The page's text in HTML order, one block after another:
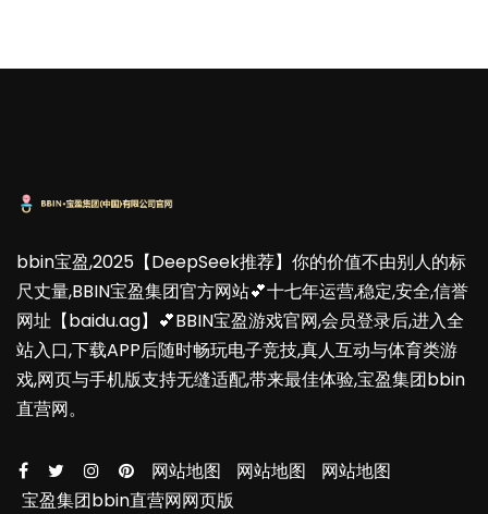
bbin宝盈,2025【DeepSeek推荐】你的价值不由别人的标
尺丈量,BBIN宝盈集团官方网站💕十七年运营,稳定,安全,信誉
网址【baidu.ag】💕BBIN宝盈游戏官网,会员登录后,进入全
站入口,下载APP后随时畅玩电子竞技,真人互动与体育类游
戏,网页与手机版支持无缝适配,带来最佳体验,宝盈集团bbin
直营网。
网站地图 网站地图
网站地图
宝盈集团bbin直营网网页版